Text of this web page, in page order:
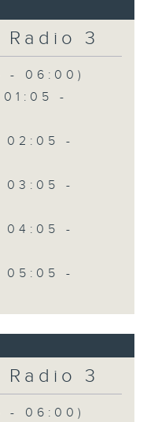
3
- 06:00)
01:05 -
02:05 -
03:05 -
04:05 -
05:05 -
3
- 06:00)